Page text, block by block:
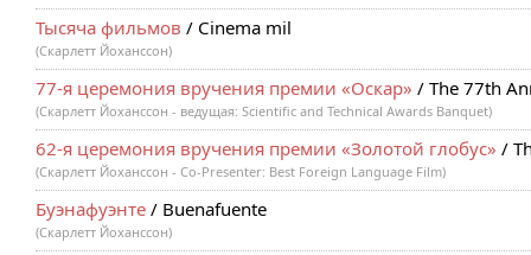
Тысяча фильмов / Cinema mil
(Скарлетт Йоханссон)
77-я церемония вручения премии «Оскар» / The 77th
(Скарлетт Йоханссон - ведущая: Scientific and Technical Awards Banquet)
62-я церемония вручения премии «Золотой глобус» /
(Скарлетт Йоханссон - Co-Presenter: Best Foreign Language Film)
Буэнафуэнте / Buenafuente
(Скарлетт Йоханссон)